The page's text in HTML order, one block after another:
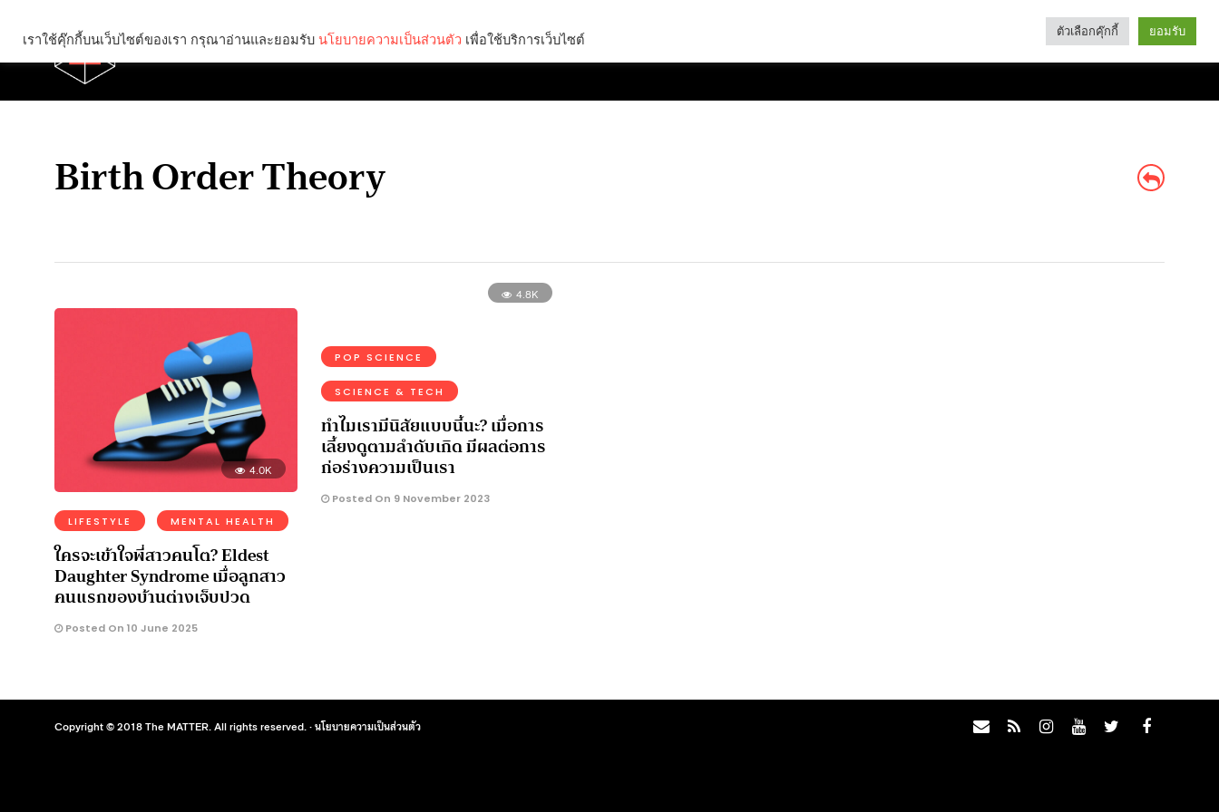
Categories
Birth Order Theory
4.0K
LIFESTYLE MENTAL HEALTH
ใครจะเข้าใจพี่สาวคนโต? Eldest
Daughter Syndrome เมื่อลูกสาว
คนแรกของบ้านต่างเจ็บปวด
Posted On 10 June 2025
4.8K
POP SCIENCE
SCIENCE & TECH
ทำไมเรามีนิสัยแบบนี้นะ? เมื่อการ
เลี้ยงดูตามลำดับเกิด มีผลต่อการ
ก่อร่างความเป็นเรา
Posted On 9 November 2023
Copyright © 2018 The MATTER. All rights reserved. ·นโยบายความเป็นส่วนตัว
เราใช้คุ๊กกี้บนเว็บไซต์ของเรา กรุณาอ่านและยอมรับ นโยบายความเป็นส่วนตัว เพื่อใช้บริการเว็บไซต์ ตัวเลือกคุ๊กกี้ ยอมรับ